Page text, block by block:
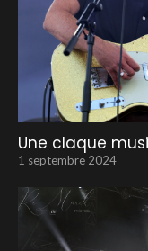
Une claque
1 septembre 2024